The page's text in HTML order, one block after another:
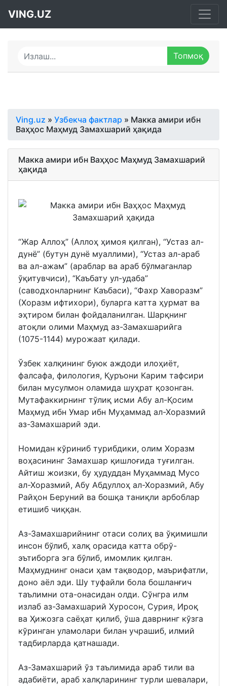
VING.UZ
Ving.uz » Узбекча фактлар » Макка амири ибн
Ваҳҳос Маҳмуд Замахшарий ҳақида
Макка амири ибн Ваҳҳос Маҳмуд Замахшарий
ҳақида
“Жар Аллоҳ” (Аллоҳ ҳимоя қилган), “Устаз ал-
дунё” (бутун дунё муаллими), “Устаз ал-араб
ва ал-ажам” (араблар ва араб бўлмаганлар
ўқитувчиси), “Каъбату ул-удаба”
(саводхонларнинг Каъбаси), “Фахр Хаворазм”
(Хоразм ифтихори), буларга катта ҳурмат ва
эҳтиром билан фойдаланилган. Шарқнинг
атоқли олими Маҳмуд аз-Замахшарийга
(1075-1144) мурожаат қилади.
Ўзбек халқининг буюк аждоди илоҳиёт,
фалсафа, филология, Қуръони Карим тафсири
билан мусулмон оламида шуҳрат қозонган.
Мутафаккирнинг тўлиқ исми Абу ал-Қосим
Маҳмуд ибн Умар ибн Муҳаммад ал-Хоразмий
аз-Замахшарий эди.
Номидан кўриниб турибдики, олим Хоразм
воҳасининг Замахшар қишлоғида туғилган.
Айтиш жоизки, бу ҳудуддан Муҳаммад Мусо
ал-Хоразмий, Абу Абдуллоҳ ал-Хоразмий, Абу
Райҳон Беруний ва бошқа таниқли арбоблар
етишиб чиққан.
Аз-Замахшарийнинг отаси солиҳ ва ўқимишли
инсон бўлиб, халқ орасида катта обрў-
эътиборга эга бўлиб, имомлик қилган.
Маҳмуднинг онаси ҳам тақводор, маърифатли,
доно аёл эди. Шу туфайли бола бошланғич
таълимни ота-онасидан олди. Сўнгра илм
излаб аз-Замахшарий Хуросон, Сурия, Ироқ
ва Ҳижозга саёҳат қилиб, ўша даврнинг кўзга
кўринган уламолари билан учрашиб, илмий
тадбирларда қатнашади.
Аз-Замахшарий ўз таълимида араб тили ва
адабиёти, араб халқларининг турли шевалари,